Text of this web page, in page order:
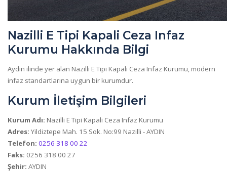
Nazilli E Tipi Kapali Ceza Infaz
Kurumu Hakkında Bilgi
Aydin ilinde yer alan Nazilli E Tipi Kapali Ceza Infaz Kurumu, modern
infaz standartlarına uygun bir kurumdur.
Kurum İletişim Bilgileri
Kurum Adı: Nazilli E Tipi Kapali Ceza Infaz Kurumu
Adres: Yildiztepe Mah. 15 Sok. No:99 Nazilli - AYDIN
Telefon: 0256 318 00 22
Faks: 0256 318 00 27
Şehir: AYDIN